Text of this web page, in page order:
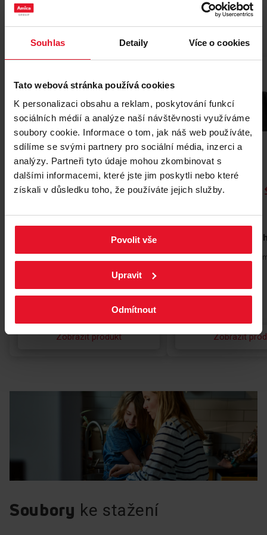
Souhlas Detaily Více o cookies
Tato webová stránka používá cookies
K personalizaci obsahu a reklam, poskytování funkcí
sociálních médií a analýze naší návštěvnosti využíváme
soubory cookie. Informace o tom, jak náš web používáte,
sdílíme se svými partnery pro sociální média, inzerci a
analýzy. Partneři tyto údaje mohou zkombinovat s
dalšími informacemi, které jste jim poskytli nebo které
získali v důsledku toho, že používáte jejich služby.
Povolit vše
Upravit
Odmítnout
Jste neustále ve spěchu a nemáte na nic čas? Tato
funkce troubu rychle předehřeje na požadovanou
teplotu. Aktivací kruhového a spodního topného tělesa
nějakou dobu předtím, než do ní něco vložíte, takže si
můžete být jisti, že vše bude hotovo včas!
Ještěvíce možností
Rovnoměrné pečení Trojité sklo ve dveřích
Konec s neúspěšným pečením! Vaše dorty
už nikdy nebudou uvnitř nedopečené ani po
stranách připálené. Řešení použité v
troubách Amica zajišťuje správnou cirkulaci
vzduchu uvnitř pečicí komory. Díky tomu
máte jistotu, že vaše dorty budou
rovnoměrně zlatavé a dokonale upečené.
Příslušenství a náhradní díly
Mělký pečící plech PRO COOK - standard
Zobrazit produkt
Porovnat
Zobrazit
Staňte se prvním
Soubory ke stažení